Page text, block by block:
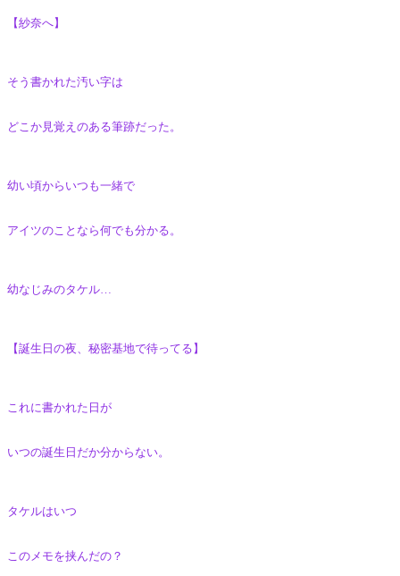
【紗奈へ】
そう書かれた汚い字は
どこか見覚えのある筆跡だった。
幼い頃からいつも一緒で
アイツのことなら何でも分かる。
幼なじみのタケル…
【誕生日の夜、秘密基地で待ってる】
これに書かれた日が
いつの誕生日だか分からない。
タケルはいつ
このメモを挟んだの？